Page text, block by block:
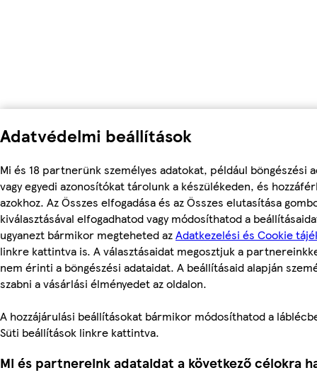
Adatvédelmi beállítások
Mi és 18 partnerünk személyes adatokat, például böngészési
vagy egyedi azonosítókat tárolunk a készülékeden, és
azokhoz. Az Összes elfogadása és az Összes elutasítása
kiválasztásával elfogadhatod vagy módosíthatod a
ugyanezt bármikor megteheted azAdatkezelési és Cookie
linkre kattintva is. A választásaidat megosztjuk a
nem érinti a böngészési adataidat. A beállításaid alapján
szabni a vásárlási élményedet az oldalon.
A hozzájárulási beállításokat bármikor módosíthatod a
Süti beállítások linkre kattintva.
Mi és partnereink adataidat a következő célokra